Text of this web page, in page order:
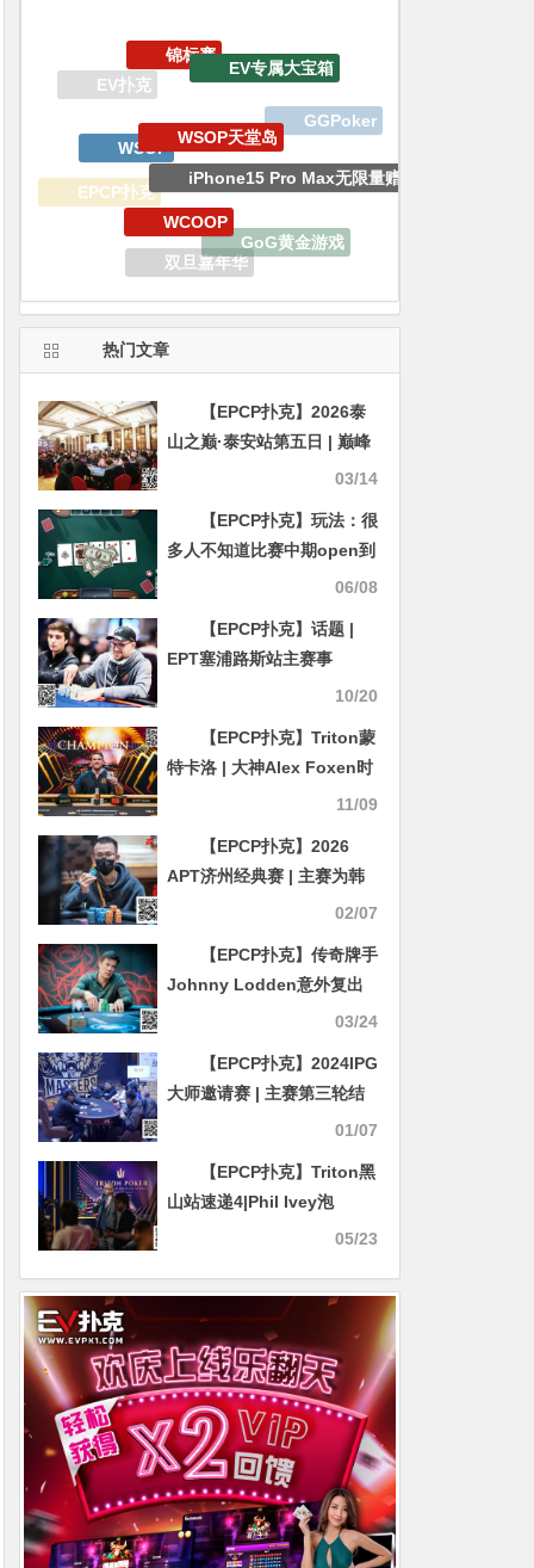
APT亚洲扑克巡回赛
2023线上金手链主赛事
EPCP扑克
WSOP
WSOP天堂岛
iPhone15 Pro Max无限量赠送
GoG黄金游戏
双旦嘉年华
WCOOP
热门文章
【EPCP扑克】2026泰
山之巅·泰安站第五日 | 巅峰
体验，巅峰相见，复赛激战
顶复赛之王，17位勇士成功
突围闯入最终决赛圈！
03/14
【EPCP扑克】玩法：很
多人不知道比赛中期open到
2.5或3bb是错误的打法！06/08
【EPCP扑克】话题 |
EPT塞浦路斯站主赛事
Bobby James领先45名幸
10/20
【EPCP扑克】Triton蒙
特卡洛 | 大神Alex Foxen时
隔多年重返传奇，强势拿下5
11/09
【EPCP扑克】2026
APT济州经典赛 | 主赛为韩
国史上规模最大国际扑克赛
Zheng成功领跑；Tony Lin
成功晋级！
02/07
【EPCP扑克】传奇牌手
Johnny Lodden意外复出
03/24
【EPCP扑克】2024IPG
大师邀请赛 | 主赛第三轮结
束，李靖晶一骑绝尘，独揽
01/07
【EPCP扑克】Triton黑
山站速递4|Phil Ivey泡
沫，’新手光环’笼罩$200K邀
05/23